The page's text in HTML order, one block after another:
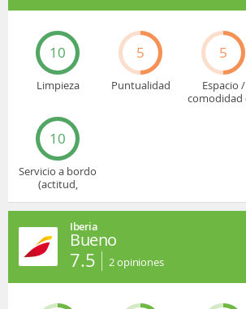
10
Limpieza
5
Puntualidad
5
Espacio /
comodidad
10
Servicio a bordo
(actitud,
Iberia
Bueno
7.5 2opiniones